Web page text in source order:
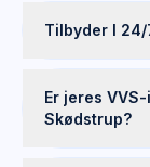
Tilbyder I
Er jeres
Skødstrup?